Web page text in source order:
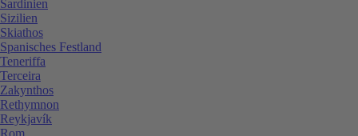
Sardinien
Sizilien
Skiathos
Spanisches Festland
Teneriffa
Terceira
Zakynthos
Rethymnon
Reykjavík
Rom